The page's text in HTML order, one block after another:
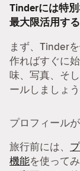
Tinderには特
最大限活用す
まず、Tinder
作ればすぐに
味、写真、そ
ールしましょう
プロフィール
旅行前には、
機能を使って